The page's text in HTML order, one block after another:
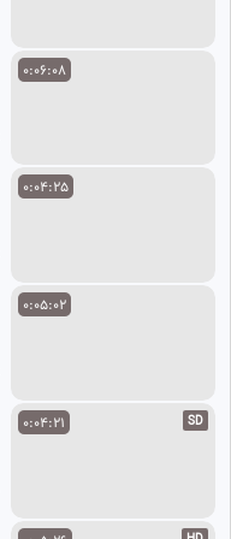
0:06:08
0:04:25
0:05:02
SD
0:04:21